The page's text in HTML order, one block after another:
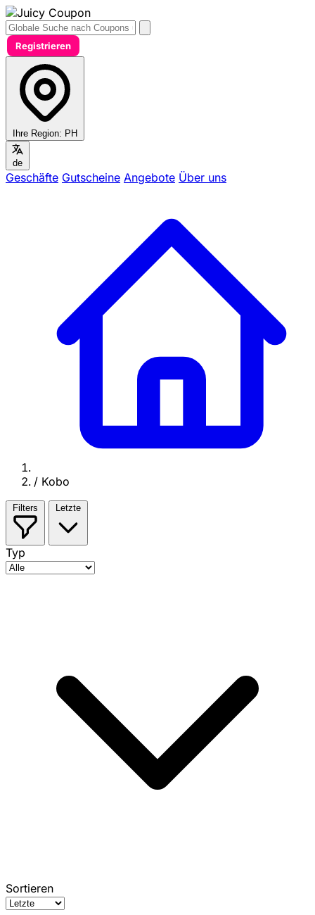
Registrieren
Ihre Region: PH
de
Geschäfte Gutscheine Angebote Über uns
/ Kobo
Filters Letzte
Typ
Sortieren